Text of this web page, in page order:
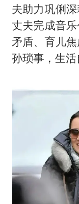
夫助力巩俐
丈夫完成音
矛盾、育儿
孙琐事，生活